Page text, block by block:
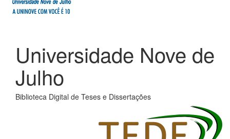
Universidade Nove de
Julho
Biblioteca Digital de Teses e Dissertações